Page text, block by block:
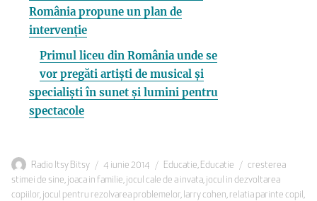
România propune un plan de
intervenție
Primul liceu din România unde se
vor pregăti artiști de musical și
specialiști în sunet și lumini pentru
spectacole
Autor
Radio Itsy Bitsy
Publicat
pe
4 iunie 2014 Categorii
Educatie, Educatie Etichete
cresterea
stimei de sine, joaca in familie, jocul cale de a invata, jocul in dezvoltarea
copiilor, jocul pentru rezolvarea problemelor, larry cohen, relatia parinte copil ,